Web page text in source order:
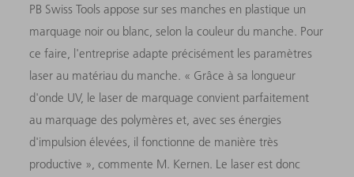
PB Swiss Tools appose sur ses manches en plastique un
marquage noir ou blanc, selon la couleur du manche. Pour
ce faire, l'entreprise adapte précisément les paramètres
laser au matériau du manche. « Grâce à sa longueur
d'onde UV, le laser de marquage convient parfaitement
au marquage des polymères et, avec ses énergies
d'impulsion élevées, il fonctionne de manière très
productive », commente M. Kernen. Le laser est donc